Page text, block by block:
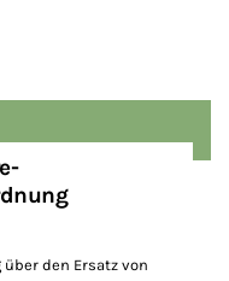
den Ersatz von